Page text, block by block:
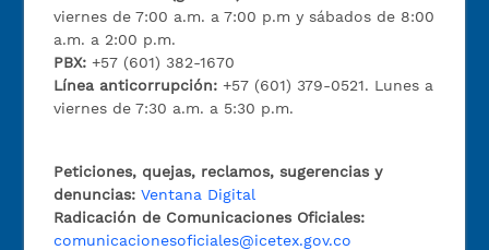
viernes de 7:00 a.m. a 7:00 p.m y sábados de 8:00
a.m. a 2:00 p.m.
PBX:+57 (601) 382-1670
Línea anticorrupción:+57 (601) 379-0521. Lunes a
viernes de 7:30 a.m. a 5:30 p.m.
Peticiones, quejas, reclamos, sugerencias y
denuncias: Ventana Digital
Radicación de Comunicaciones Oficiales:
comunicacionesoficiales@icetex.gov.co